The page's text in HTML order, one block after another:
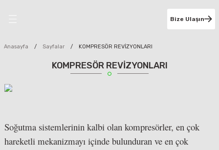
Bize Ulaşın
Anasayfa Sayfalar KOMPRESÖR REVİZYONLARI
KOMPRESÖR REVİZYONLARI
Soğutma sistemlerinin kalbi olan kompresörler, en çok
hareketli mekanizmayı içinde bulunduran ve en çok